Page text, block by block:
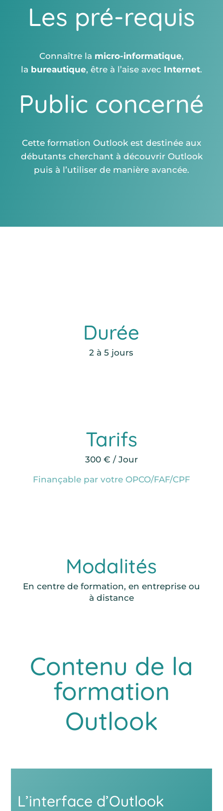
Les pré-requis
Connaître la micro-informatique,
la bureautique, être à l’aise avec Internet.
Public concerné
Cette formation Outlook est destinée aux
débutants cherchant à découvrir Outlook
puis à l’utiliser de manière avancée.
Durée
2 à 5 jours
Tarifs
300 € / Jour
Finançable par votre OPCO/FAF/CPF
Modalités
En centre de formation, en entreprise ou
à distance
Contenu de la
formation
Outlook
L’interface d’Outlook